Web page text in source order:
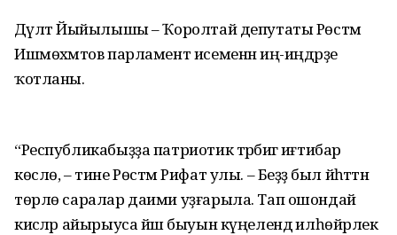
Дәүләт Йыйылышы – Ҡоролтай депутаты Рөстәм
Ишмөхәмәтов парламент исеменән иң-иңдәрҙе
ҡотланы.
“Республикабыҙҙа патриотик тәрбиәгә иғтибар
көслө, – тине Рөстәм Рифат улы. – Беҙҙә был йәһәттән
төрлө саралар даими уҙғарыла. Тап ошондай
кисәләр айырыуса йәш быуын күңелендә илһөйәрлек